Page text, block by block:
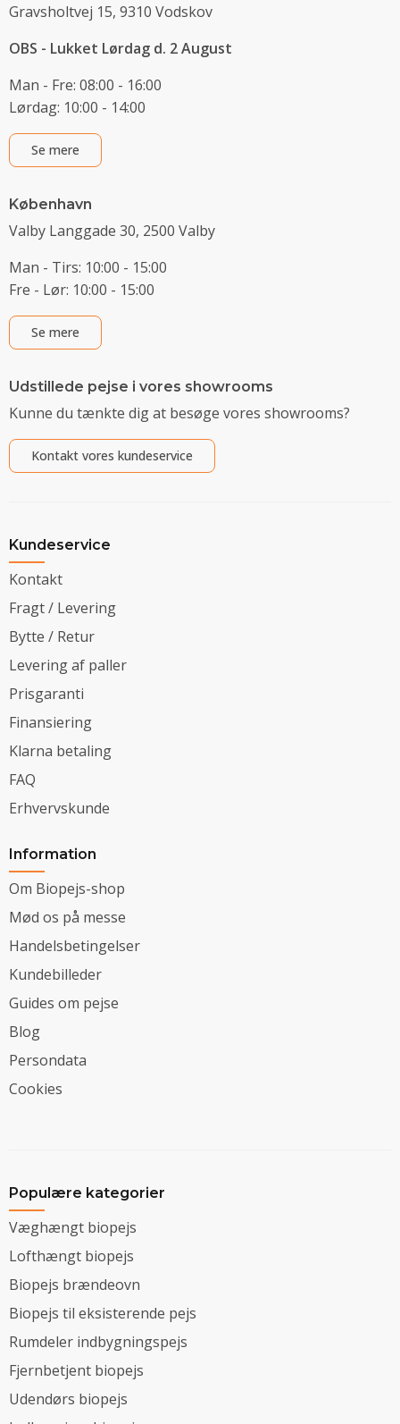
Gravsholtvej 15, 9310 Vodskov
OBS - Lukket Lørdag d. 2 August
Man - Fre: 08:00 - 16:00
Lørdag: 10:00 - 14:00
Se mere
København
Valby Langgade 30, 2500 Valby
Man - Tirs: 10:00 - 15:00
Fre - Lør: 10:00 - 15:00
Se mere
Udstillede pejse i vores showrooms
Kunne du tænkte dig at besøge vores showrooms?
Kontakt vores kundeservice
Kundeservice
Kontakt
Fragt / Levering
Bytte / Retur
Levering af paller
Prisgaranti
Finansiering
Klarna betaling
FAQ
Erhvervskunde
Information
Om Biopejs-shop
Mød os på messe
Handelsbetingelser
Kundebilleder
Guides om pejse
Blog
Persondata
Cookies
Populære kategorier
Væghængt biopejs
Lofthængt biopejs
Biopejs brændeovn
Biopejs til eksisterende pejs
Rumdeler indbygningspejs
Fjernbetjent biopejs
Udendørs biopejs